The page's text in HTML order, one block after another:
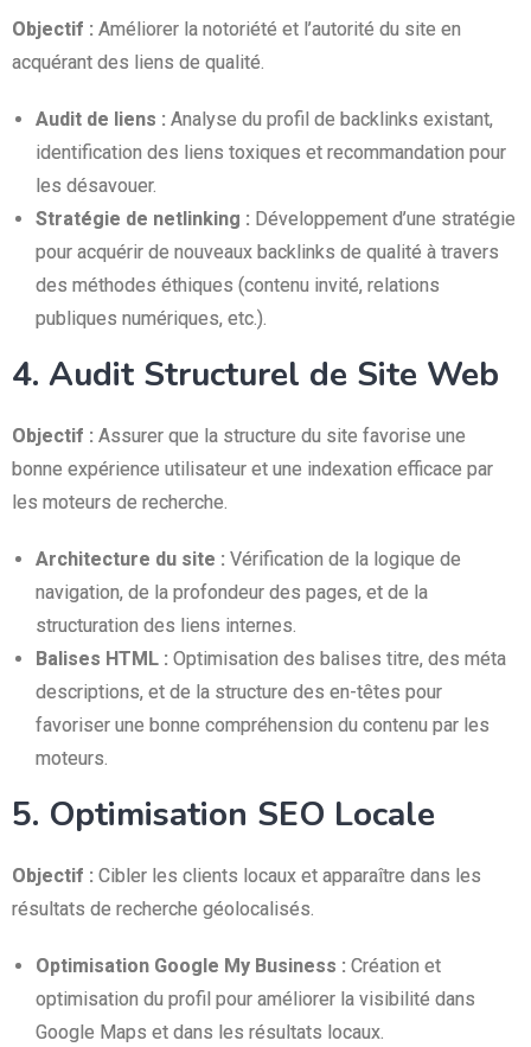
Objectif : Améliorer la notoriété et l’autorité du site en
acquérant des liens de qualité.
Audit de liens : Analyse du profil de backlinks existant,
identification des liens toxiques et recommandation pour
les désavouer.
Stratégie de netlinking : Développement d’une stratégie
pour acquérir de nouveaux backlinks de qualité à travers
des méthodes éthiques (contenu invité, relations
publiques numériques, etc.).
4. Audit Structurel de Site Web
Objectif : Assurer que la structure du site favorise une
bonne expérience utilisateur et une indexation efficace par
les moteurs de recherche.
Architecture du site : Vérification de la logique de
navigation, de la profondeur des pages, et de la
structuration des liens internes.
Balises HTML : Optimisation des balises titre, des méta
descriptions, et de la structure des en-têtes pour
favoriser une bonne compréhension du contenu par les
moteurs.
5. Optimisation SEO Locale
Objectif : Cibler les clients locaux et apparaître dans les
résultats de recherche géolocalisés.
Optimisation Google My Business : Création et
optimisation du profil pour améliorer la visibilité dans
Google Maps et dans les résultats locaux.